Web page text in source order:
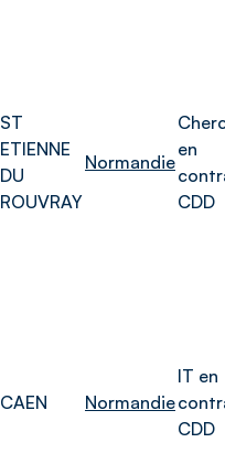
ST
ETIENNE
DU
ROUVRAY
Normandie
en
CDD
CAEN Normandie
IT en
CDD